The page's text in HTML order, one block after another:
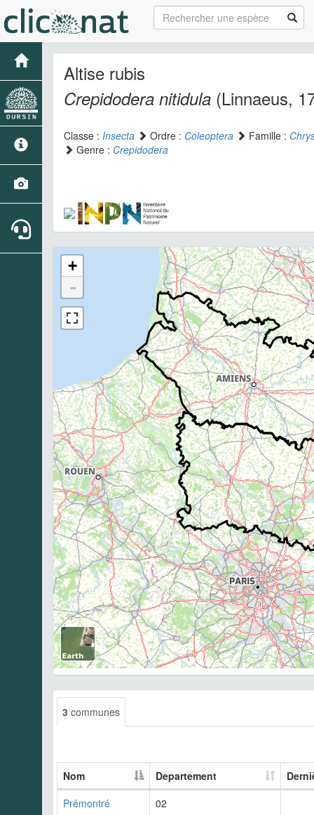
Altise rubis
Crepidodera nitidula (Linnaeus,
Classe : Insecta Ordre : Coleoptera Famille :
Genre : Crepidodera
+
-
3 communes
Nom Departement
Prémontré
02